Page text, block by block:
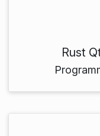
Rust